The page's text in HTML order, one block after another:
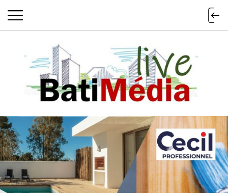
Batimedialive